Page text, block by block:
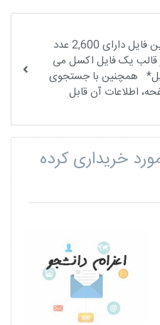
بانک ایمیل آژانس هواپیمایی این فایل دارای 2,600 عدد
قالب یک فایل اکسل می
همچنین با جستجوی
اطلاعات آن قابل
خریداری کرده